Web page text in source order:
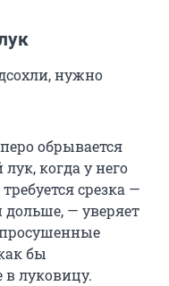
нужно
обрывается
когда у него
срезка —
— уверяет
бы
в луковицу.